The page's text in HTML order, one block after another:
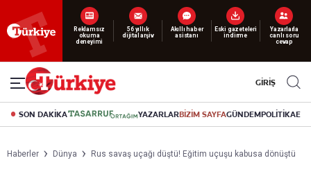
Yeni nesil dijital
abonelik 19 TL’den başlayan fiyatlarla.
GİRİŞ
SON DAKİKA YAZARLARBİZİM SAYFAGÜNDEMPOLİTİKA
Haberler Dünya Rus savaş uçağı düştü! Eğitim uçuşu kabusa dönüştü